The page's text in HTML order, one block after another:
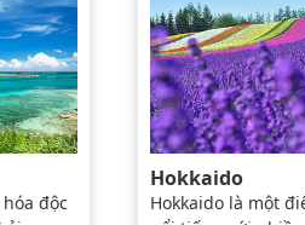
độc
Hokkaido
Hokkaido là một